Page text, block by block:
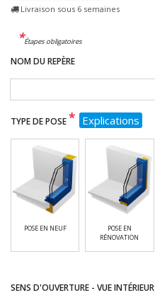
Livraison sous 6 semaines
*Étapes obligatoires
NOM DU REPÈRE
TYPE DE POSE* Explications
POSE EN NEUF
POSE EN
RÉNOVATION
SENS D'OUVERTURE - VUE INTÉRIEUR